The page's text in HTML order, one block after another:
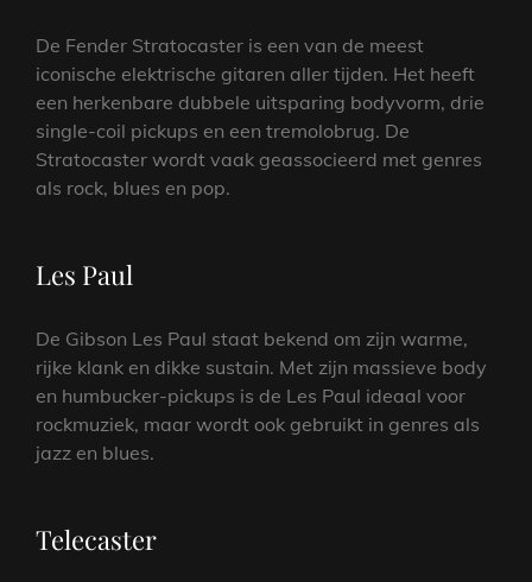
De Fender Stratocaster is een van de meest
iconische elektrische gitaren aller tijden. Het heeft
een herkenbare dubbele uitsparing bodyvorm, drie
single-coil pickups en een tremolobrug. De
Stratocaster wordt vaak geassocieerd met genres
als rock, blues en pop.
Les Paul
De Gibson Les Paul staat bekend om zijn warme,
rijke klank en dikke sustain. Met zijn massieve body
en humbucker-pickups is de Les Paul ideaal voor
rockmuziek, maar wordt ook gebruikt in genres als
jazz en blues.
Telecaster